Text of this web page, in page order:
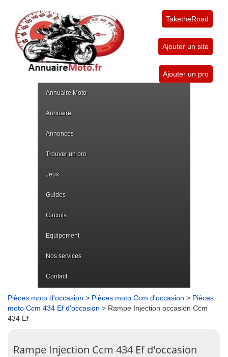
TaketheRoad
Ajouter un site
Ajouter un pro
Annuaire Moto
Annuaire
Annonces
Trouver un pro
Jeux
Guides
Circuits
Equipement
Nos services
Contact
Pièces moto d'occasion > Pièces moto Ccm d'occasion > Pièces
moto Ccm 434 Ef d'occasion > Rampe Injection occasion Ccm
434 Ef
Rampe Injection Ccm 434 Ef d'occasion